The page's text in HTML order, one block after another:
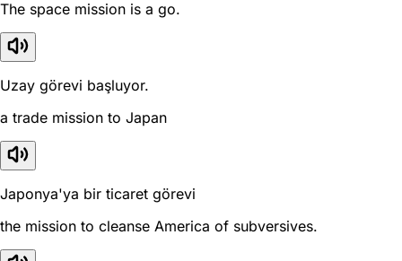
The space mission is a go.
Uzay görevi başluyor.
a trade mission to Japan
Japonya'ya bir ticaret görevi
the mission to cleanse America of subversives.